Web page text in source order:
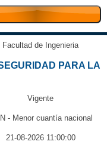
Facultad de Ingenieria
PARA LA
Vigente
- Menor cuantía nacional
21-08-2026 11:00:00